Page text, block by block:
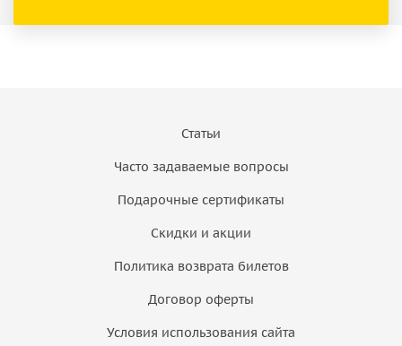
Статьи
Часто задаваемые вопросы
Подарочные сертификаты
Скидки и акции
Политика возврата билетов
Договор оферты
Условия использования сайта